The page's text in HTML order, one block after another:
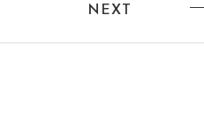
NEXT